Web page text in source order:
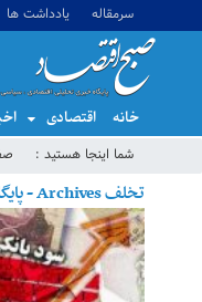
سرمقاله یادداشت ها
خانه اقتصادی
شما اینجا هستید :
تخلف Archives - پایگاه خبری صبح اقتصاد آنلاین،تحلیل اقتصادی،اخبار اقتصادی
15 مارس 2022